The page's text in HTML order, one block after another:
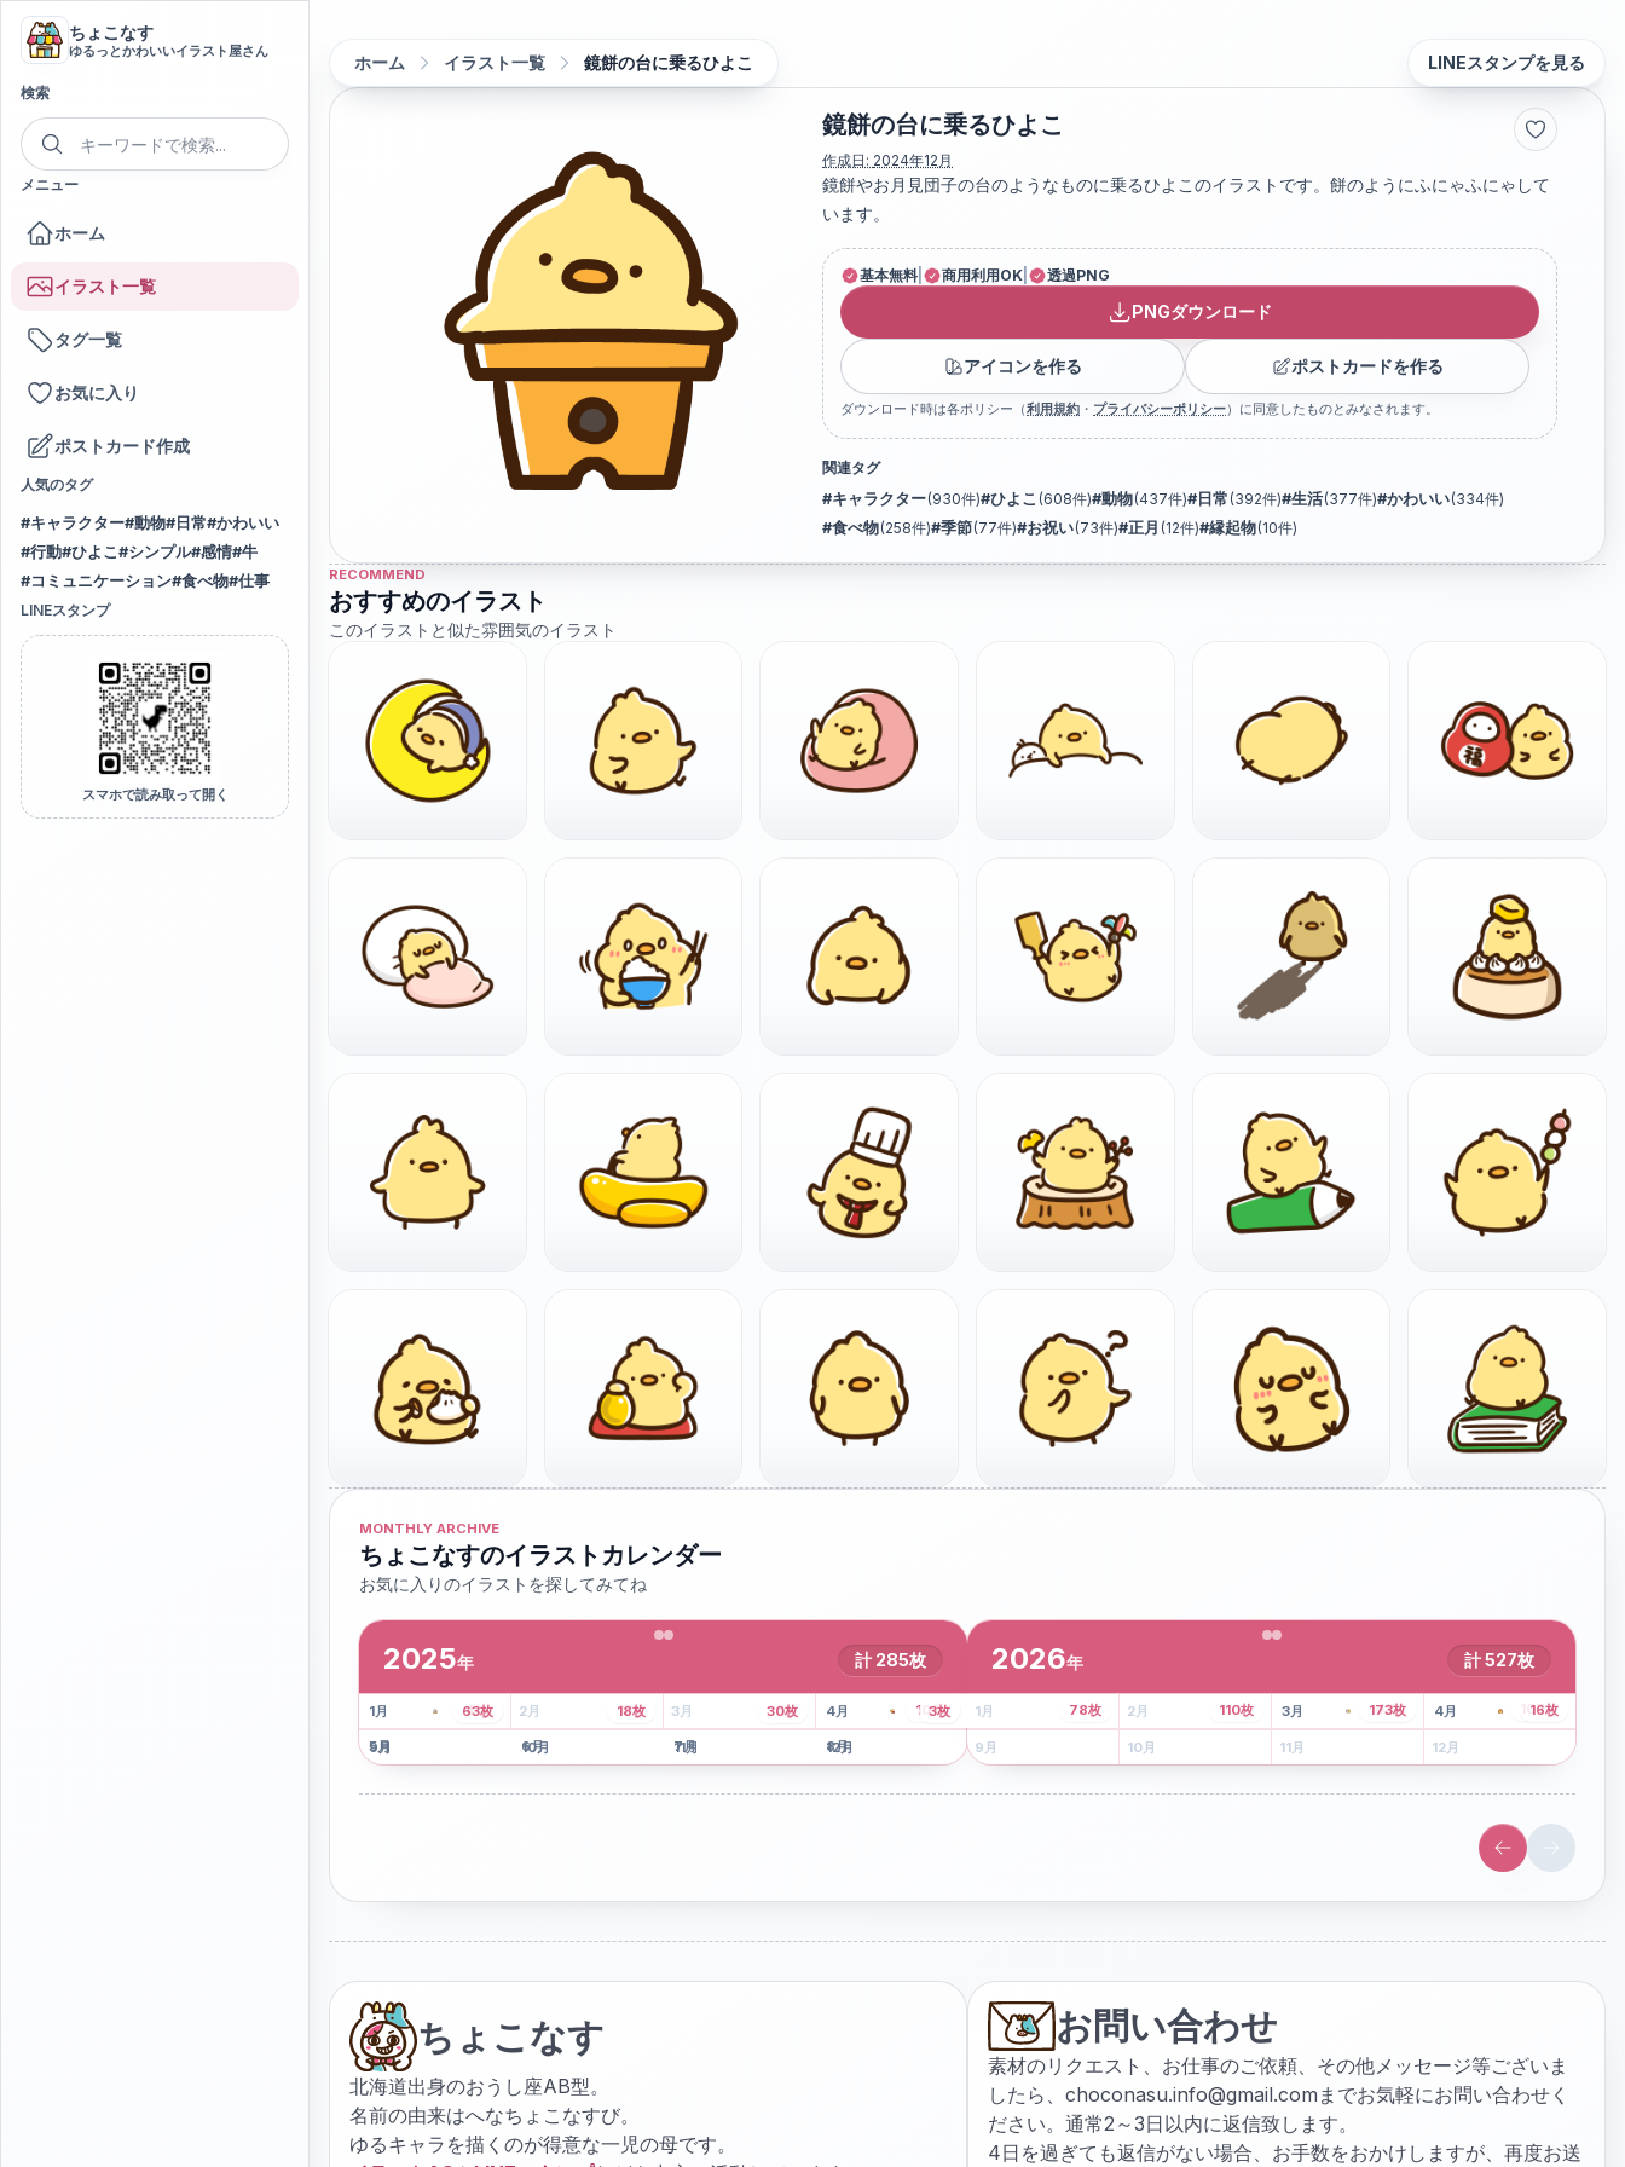
ちょこなす
ゆるっとかわいいイラスト屋さん
検索
メニュー
ホーム
イラスト一覧
タグ一覧
お気に入り
ポストカード作成
人気のタグ
#キャラクター#動物# 日常#かわいい
#行動#ひよこ#シンプル#感情#牛
#コミュニケーション#食べ物#仕事
LINEスタンプ
スマホで読み取って開く
ホーム イラスト一覧 鏡餅の台に乗るひよこ LINEスタンプを見る
鏡餅の台に乗るひよこ
作成日: 2024年12月
鏡餅やお月見団子の台のようなものに乗るひよこのイラストです。餅のようにふにゃふにゃして
います。
基本無料 商用利用OK 透過PNG
PNGダウンロード
アイコンを作る ポストカードを作る
ダウンロード時は各ポリシー（利用規約 ・ プライバシーポリシー）に同意したものとみなされます。
関連タグ
#キャラクター(930件)#ひよこ (608件)#動物(437件)# 日常 (392件)#生活(377件)#かわいい(334件)
#食べ物(258件)#季節(77件)#お祝い(73件)#正月 (12件)#縁起物(10件)
RECOMMEND
おすすめのイラスト
このイラストと似た雰囲気のイラスト
MONTHLY ARCHIVE
ちょこなすのイラストカレンダー
お気に入りのイラストを探してみてね
2025年 計 285枚
1月 2枚 2月 3月 4月 8枚
5月
41枚
6月
13枚
7月
6枚
8月
101枚
9月
63枚
10月
18枚
11月
30枚
12月
3枚
2026年 計527枚
1月 2月 3月 43枚 4月 107枚
5 月
78枚
6月
110枚
7 月
173枚
8月
16枚
9 月 10月 11月 12月
ちょこなす
北海道出身のおうし座AB型。
名前の由来はへなちょこなすび。
ゆるキャラを描くのが得意な一児の母です。
お問い合わせ
素材のリクエスト、お仕事のご依頼、その他メッセージ等ございま
したら、 choconasu.info@gmail.com までお気軽にお問い合わせく
ださい。通常2～3日以内に返信致します。
4日を過ぎても返信がない場合、お手数をおかけしますが、再度お送